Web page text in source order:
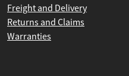
Freight and Delivery
Returns and Claims
Warranties